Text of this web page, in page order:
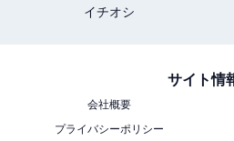
イチオシ
サイト情
会社概要
プライバシーポリシー